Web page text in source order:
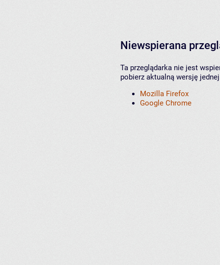
Niewspierana
Ta przeglądarka nie jest
pobierz aktualną wersję
Mozilla Firefox
Google Chrome